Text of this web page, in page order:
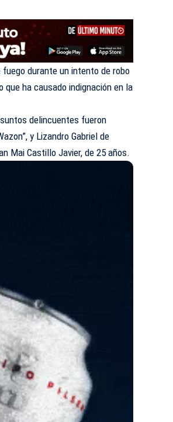
durante un intento de robo
ha causado indignación en la
delincuentes fueron
y Lizandro Gabriel de
Mai Castillo Javier, de 25 años.